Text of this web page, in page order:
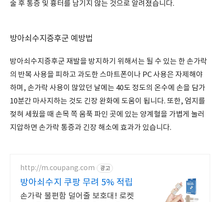
술 후 통증 및 흉터를 남기지 않는 것으로 알려졌습니다.
방아쇠수지증후군 예방법
방아쇠수지증후군 재발을 방지하기 위해서는 될 수 있는 한 손가락
의 반복 사용을 피하고 과도한 스마트폰이나 PC 사용은 자제해야
하며, 손가락 사용이 많았던 날에는 40도 정도의 온수에 손을 담가
10분간 마사지하는 것도 긴장 완화에 도움이 됩니다. 또한, 엄지를
젖혀 세웠을 때 손목 쪽 움푹 파인 곳에 있는 양계혈을 가볍게 눌러
지압하면 손가락 통증과 긴장 해소에 효과가 있습니다.
http://m.coupang.com 광고
방아쇠수지 쿠팡 무려 5% 적립
손가락 불편함 덜어줄 보호대! 로켓